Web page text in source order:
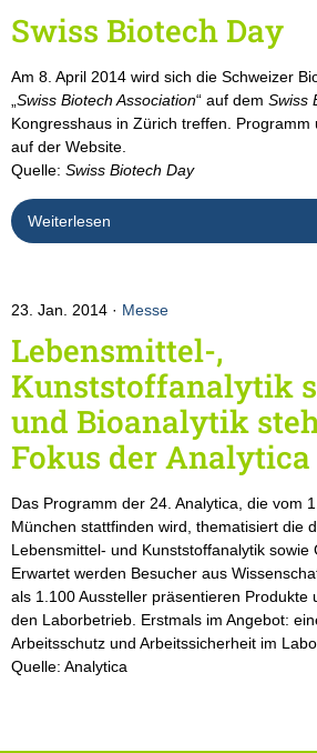
Swiss Biotech Day
Am 8. April 2014 wird sich die Schweizer
Swiss Biotech Association“ auf dem Swiss
Kongresshaus in Zürich treffen. Programm
auf der Website.
Quelle: Swiss Biotech Day
Weiterlesen
23. Jan. 2014 Messe
Lebensmittel-,
Kunststoffanalytik
und Bioanalytik
Fokus der Analytica
Das Programm der 24. Analytica, die vom
München stattfinden wird, thematisiert die
Lebensmittel- und Kunststoffanalytik sowie
Erwartet werden Besucher aus
als 1.100 Aussteller präsentieren Produkte
den Laborbetrieb. Erstmals im Angebot:
Arbeitsschutz und Arbeitssicherheit im
Quelle: Analytica